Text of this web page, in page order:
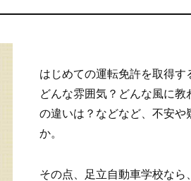
はじめての運転免許を取得す
どんな雰囲気？どんな風に
の違いは？などなど、不安や
か。
その点、足立自動車学校なら、